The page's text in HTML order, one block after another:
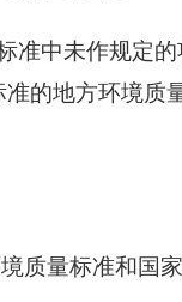
准中未作规定
的地方环境
质量标准和国